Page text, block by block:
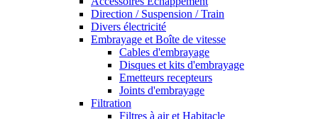
Direction / Suspension / Train
Divers électricité
Embrayage et Boîte de vitesse
Cables d'embrayage
Disques et kits d'embrayage
Emetteurs recepteurs
Joints d'embrayage
Filtration
Filtres à air et Habitacle